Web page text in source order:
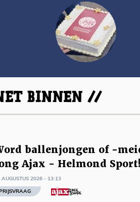
BINNEN //
ballenjongen of -
Ajax - Helmond Sport!
AUGUSTUS 2026 - 13:13
PRIJSVRAAG